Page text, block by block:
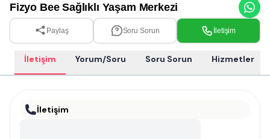
Fizyo Bee Sağlıklı Yaşam Merkezi
Paylaş Soru Sorun İletişim
İletişim Yorum/Soru Soru Sorun Hizmetler
İletişim